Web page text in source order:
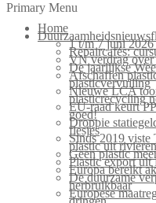
Primary Menu
Home
1 t/m 7 juni
Repaircafés:
VN verdrag over
De jaarlijkse
Afschaffen
plasticvervuiling
Nieuwe LCA
plasticrecycling
EU-raad keurt
goed!
Droppie
flesjes
Sinds 2019 viste
plastic uit
Geen plastic
Plastic export uit
Europa bereikt
De duurzame
herbruikbaar
Europese